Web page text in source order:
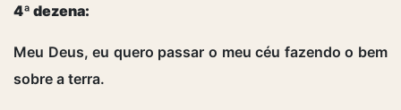
4ª dezena:
Meu Deus, eu quero passar o meu céu fazendo o bem
sobre a terra.